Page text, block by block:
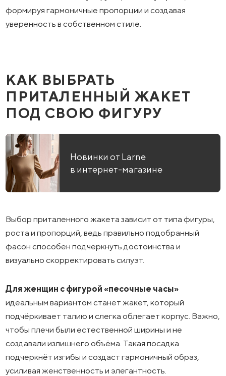
формируя гармоничные пропорции и создавая
уверенность в собственном стиле.
КАК ВЫБРАТЬ
ПРИТАЛЕННЫЙ ЖАКЕТ
ПОД СВОЮ ФИГУРУ
Новинки от Larne
в интернет-магазине
Выбор приталенного жакета зависит от типа фигуры,
роста и пропорций, ведь правильно подобранный
фасон способен подчеркнуть достоинства и
визуально скорректировать силуэт.
Для женщин с фигурой «песочные часы»
идеальным вариантом станет жакет, который
подчёркивает талию и слегка облегает корпус. Важно,
чтобы плечи были естественной ширины и не
создавали излишнего объёма. Такая посадка
подчеркнёт изгибы и создаст гармоничный образ,
усиливая женственность и элегантность.